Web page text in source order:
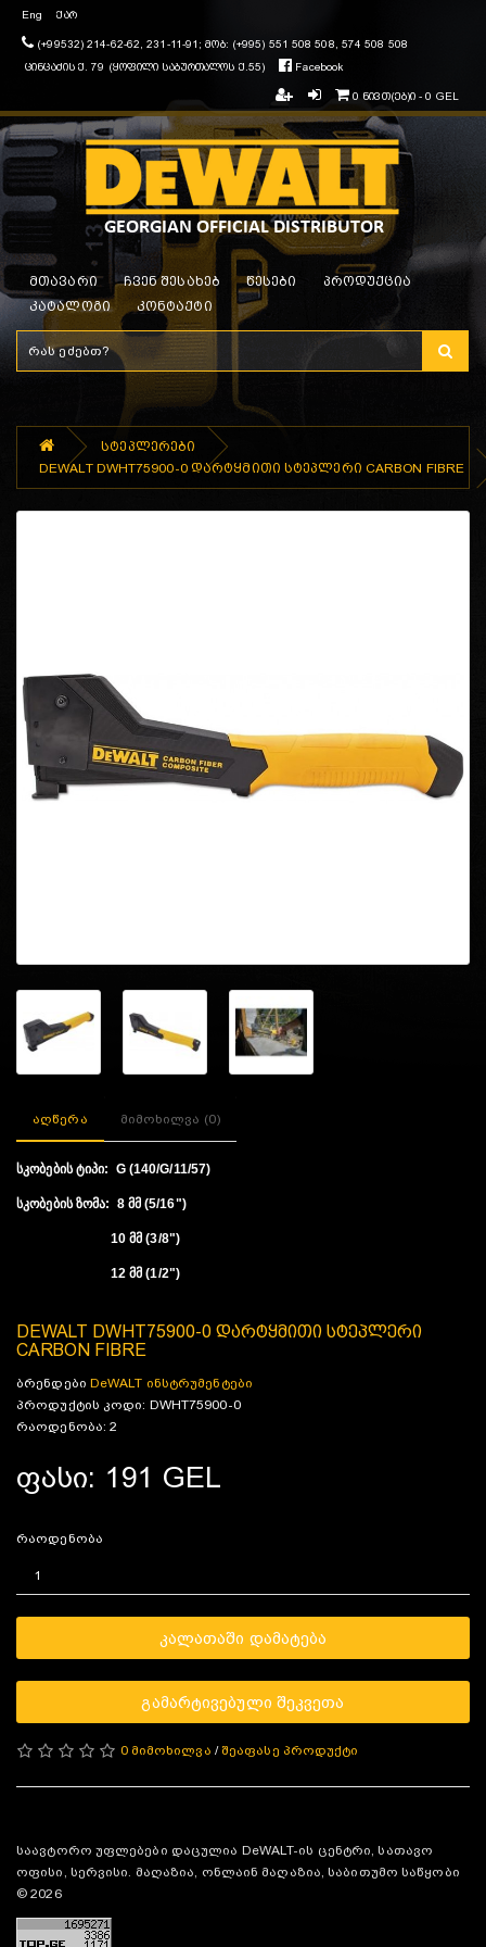
Eng ქარ
(+99532) 214-62-62, 231-11-91; მობ: (+995) 551 508 508, 574 508 508
ცინცაძის ქ. 79 (ყოფილი საბურთალოს ქ.55)
Facebook
0 ნივთ(ებ)ი - 0 GEL
მთავარი ჩვენ შესახებ წესები
პროდუქცია
კატალოგი
კონტაქტი
სტეპლერები
DEWALT DWHT75900-0 დარტყმითი სტეპლერი CARBON FIBRE
აღწერა მიმოხილვა (0)
სკობების ტიპი: G (140/G/11/57)
სკობების ზომა: 8 მმ (5/16")
10 მმ (3/8")
12 მმ (1/2")
DEWALT DWHT75900-0 დარტყმითი სტეპლერი
CARBON FIBRE
ბრენდები DeWALT ინსტრუმენტები
პროდუქტის კოდი: DWHT75900-0
რაოდენობა: 2
ფასი: 191 GEL
რაოდენობა
ᲙᲐᲚᲐᲗᲐᲨᲘ ᲓᲐᲛᲐᲢᲔᲑᲐ
ᲒᲐᲛᲐᲠᲢᲘᲕᲔᲑᲣᲚᲘ ᲨᲔᲙᲕᲔᲗᲐ
0 მიმოხილვა / შეაფასე პროდუქტი
საავტორო უფლებები დაცულია DeWALT-ის ცენტრი, სათავო
ოფისი, სერვისი. მაღაზია, ონლაინ მაღაზია, საბითუმო საწყობი
© 2026